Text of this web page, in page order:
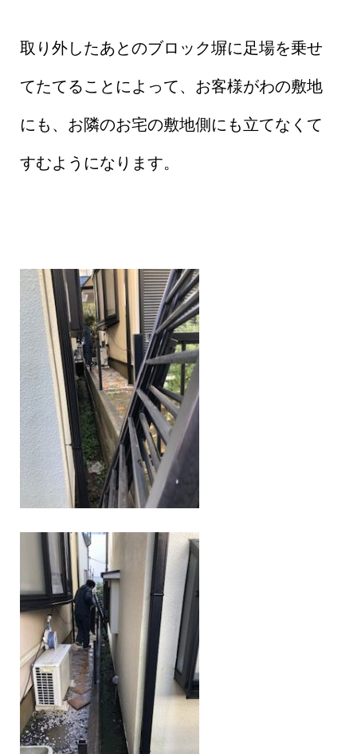
取り外したあとのブロック塀に足場を乗せ
てたてることによって、お客様がわの敷地
にも、お隣のお宅の敷地側にも立てなくて
すむようになります。